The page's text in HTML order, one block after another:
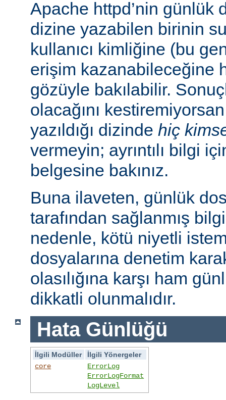
Apache httpd’nin günlük
dizine yazabilen birinin
kullanıcı kimliğine (bu
erişim kazanabileceğine
gözüyle bakılabilir.
olacağını
yazıldığı dizinde hiç
vermeyin; ayrıntılı bilgi
belgesine bakınız.
Buna ilaveten, günlük
tarafından sağlanmış
nedenle, kötü niyetli
dosyalarına denetim
olasılığına karşı ham
dikkatli olunmalıdır.
Hata Günlüğü
İlgili Modüller
İlgili Yönergeler
core
ErrorLog
ErrorLogFormat
LogLevel